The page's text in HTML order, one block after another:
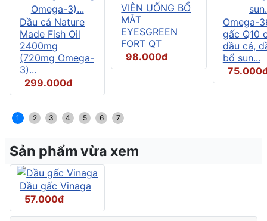
Dầu cá Nature
Made Fish Oil
2400mg
(720mg Omega-
3)...
299.000đ
VIÊN UỐNG BỔ
MẮT
EYESGREEN
FORT QT
98.000đ
Omega-
gấc Q10
dầu cá,
bổ sun...
1 2 3 4 5 6 7
Sản phẩm vừa xem
Dầu gấc Vinaga
57.000đ